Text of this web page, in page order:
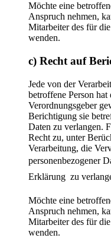
Möchte eine
Anspruch nehmen,
Mitarbeiter des für
wenden.
c) Recht auf
Jede von der
betroffene Person
Verordnungsgeber
Berichtigung sie
Daten zu verlangen.
Recht zu, unter
Verarbeitung, die
personenbezogener
Erklärung  zu
Möchte eine
Anspruch nehmen,
Mitarbeiter des für
wenden.